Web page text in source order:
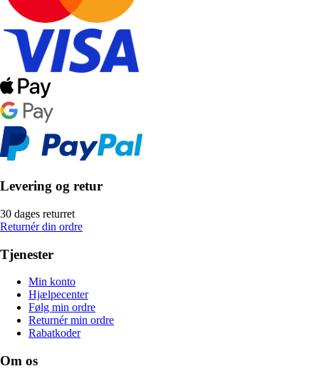
Levering og retur
30 dages returret
Returnér din ordre
Tjenester
Min konto
Hjælpecenter
Følg min ordre
Returnér min ordre
Rabatkoder
Om os